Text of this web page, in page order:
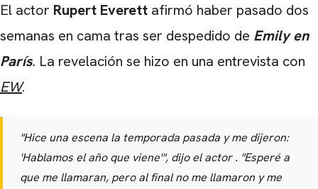
El actor Rupert Everett afirmó haber pasado dos
semanas en cama tras ser despedido de Emily en
París. La revelación se hizo en una entrevista con
EW.
"Hice una escena la temporada pasada y me dijeron:
'Hablamos el año que viene'", dijo el actor. "Esperé a
que me llamaran, pero al final no me llamaron y me